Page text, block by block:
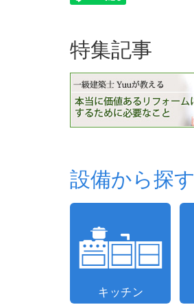
特集記事
設備から探す